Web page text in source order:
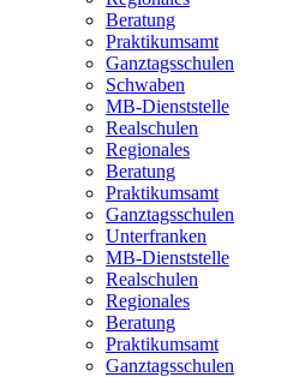
Beratung
Praktikumsamt
Ganztagsschulen
Schwaben
MB-Dienststelle
Realschulen
Regionales
Beratung
Praktikumsamt
Ganztagsschulen
Unterfranken
MB-Dienststelle
Realschulen
Regionales
Beratung
Praktikumsamt
Ganztagsschulen